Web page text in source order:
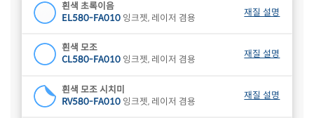
흰색 초록이음
EL580-FA010 잉크젯, 레이저 겸용
재질 설명
흰색 모조
CL580-FA010 잉크젯, 레이저 겸용
재질 설명
흰색 모조 시치미
RV580-FA010 잉크젯, 레이저 겸용
재질 설명